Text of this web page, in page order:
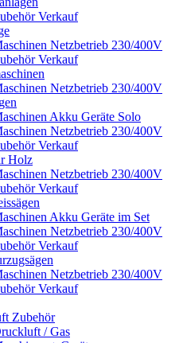
Verkauf
Netzbetrieb 230/400V
Verkauf
Netzbetrieb 230/400V
Akku Geräte Solo
Netzbetrieb 230/400V
Verkauf
Holz
Netzbetrieb 230/400V
Verkauf
Akku Geräte im Set
Netzbetrieb 230/400V
Verkauf
Netzbetrieb 230/400V
Verkauf
Zubehör
/ Gas